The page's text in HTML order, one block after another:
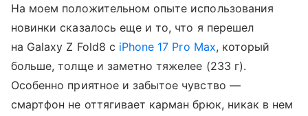
На моем положительном опыте использования
новинки сказалось еще и то, что я перешел
на Galaxy Z Fold8 с iPhone 17 Pro Max, который
больше, толще и заметно тяжелее (233 г).
Особенно приятное и забытое чувство —
смартфон не оттягивает карман брюк, никак в нем